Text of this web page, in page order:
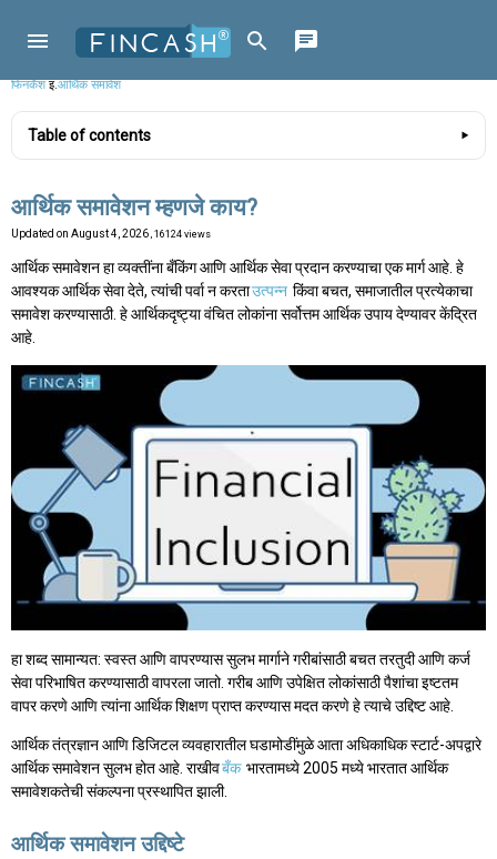
फिनकॅशइ.आर्थिक समावेश
Table of contents
आर्थिक समावेशन म्हणजे काय?
Updated on August 4, 2026 , 16124 views
आर्थिक समावेशन हा व्यक्तींना बँकिंग आणि आर्थिक सेवा प्रदान करण्याचा एक मार्ग आहे. हे
आवश्यक आर्थिक सेवा देते, त्यांची पर्वा न करताउत्पन्न किंवा बचत, समाजातील प्रत्येकाचा
समावेश करण्यासाठी. हे आर्थिकदृष्ट्या वंचित लोकांना सर्वोत्तम आर्थिक उपाय देण्यावर केंद्रित
आहे.
हा शब्द सामान्यत: स्वस्त आणि वापरण्यास सुलभ मार्गाने गरीबांसाठी बचत तरतुदी आणि कर्ज
सेवा परिभाषित करण्यासाठी वापरला जातो. गरीब आणि उपेक्षित लोकांसाठी पैशांचा इष्टतम
वापर करणे आणि त्यांना आर्थिक शिक्षण प्राप्त करण्यास मदत करणे हे त्याचे उद्दिष्ट आहे.
आर्थिक तंत्रज्ञान आणि डिजिटल व्यवहारातील घडामोडींमुळे आता अधिकाधिक स्टार्ट-अपद्वारे
आर्थिक समावेशन सुलभ होत आहे. राखीवबँक भारतामध्ये 2005 मध्ये भारतात आर्थिक
समावेशकतेची संकल्पना प्रस्थापित झाली.
आर्थिक समावेशन उद्दिष्टे